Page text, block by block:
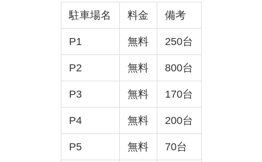
駐車場名 料金 備考
P1 無料 250台
P2 無料 800台
P3 無料 170台
P4 無料 200台
P5 無料 70台